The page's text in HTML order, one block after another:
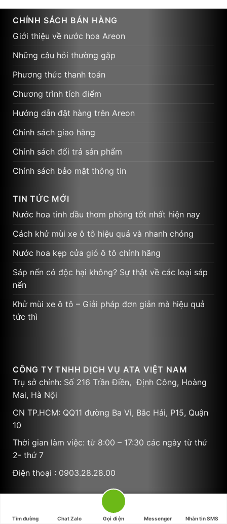
CHÍNH SÁCH BÁN HÀNG
Giới thiệu về nước hoa Areon
Những câu hỏi thường gặp
Phương thức thanh toán
Chương trình tích điểm
Hướng dẫn đặt hàng trên Areon
Chính sách giao hàng
Chính sách đổi trả sản phẩm
Chính sách bảo mật thông tin
TIN TỨC MỚI
Nước hoa tinh dầu thơm phòng tốt nhất hiện nay
Cách khử mùi xe ô tô hiệu quả và nhanh chóng
Nước hoa kẹp cửa gió ô tô chính hãng
Sáp nến có độc hại không? Sự thật về các loại sáp
nến
Khử mùi xe ô tô – Giải pháp đơn giản mà hiệu quả
tức thì
CÔNG TY TNHH DỊCH VỤ ATA VIỆT NAM
Trụ sở chính: Số 216 Trần Điền, Định Công, Hoàng
Mai, Hà Nội
CN TP.HCM: QQ11 đường Ba Vì, Bắc Hải, P15, Quận
10
Thời gian làm việc: từ 8:00 – 17:30 các ngày từ thứ
2- thứ 7
Điện thoại : 0903.28.28.00
Tìm đường Chat Zalo Gọi điện Messenger Nhắn tin SMS